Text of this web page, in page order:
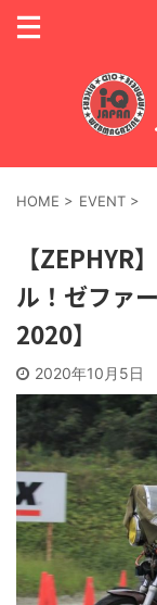
HOME > EVENT >
【ZEPHYR
ル！ゼファ
2020】
2020年10月5日